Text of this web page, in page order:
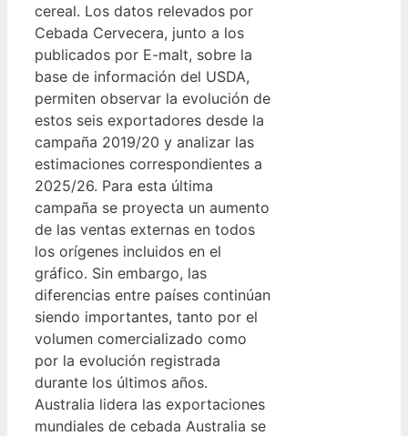
cereal. Los datos relevados por
Cebada Cervecera, junto a los
publicados por E-malt, sobre la
base de información del USDA,
permiten observar la evolución de
estos seis exportadores desde la
campaña 2019/20 y analizar las
estimaciones correspondientes a
2025/26. Para esta última
campaña se proyecta un aumento
de las ventas externas en todos
los orígenes incluidos en el
gráfico. Sin embargo, las
diferencias entre países continúan
siendo importantes, tanto por el
volumen comercializado como
por la evolución registrada
durante los últimos años.
Australia lidera las exportaciones
mundiales de cebada Australia se